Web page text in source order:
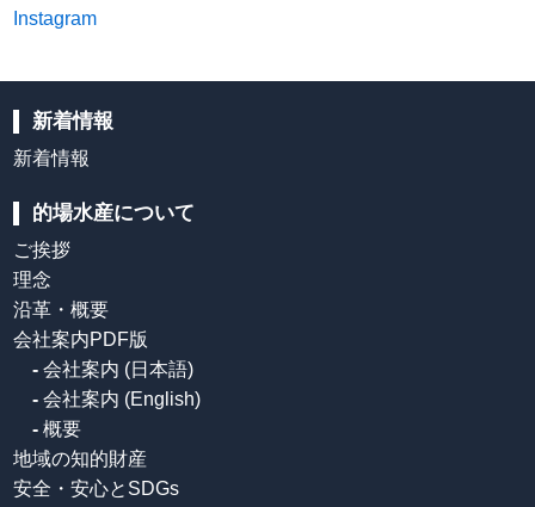
Instagram
新着情報
新着情報
的場水産について
ご挨拶
理念
沿革・概要
会社案内PDF版
- 会社案内 (日本語)
- 会社案内 (English)
- 概要
地域の知的財産
安全・安心とSDGs